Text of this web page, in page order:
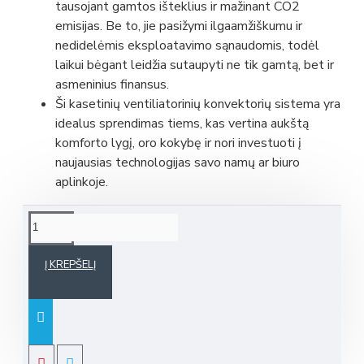
tausojant gamtos išteklius ir mažinant CO2
emisijas. Be to, jie pasižymi ilgaamžiškumu ir
nedidelėmis eksploatavimo sąnaudomis, todėl
laikui bėgant leidžia sutaupyti ne tik gamtą, bet ir
asmeninius finansus.
Ši kasetinių ventiliatorinių konvektorių sistema yra
idealus sprendimas tiems, kas vertina aukštą
komforto lygį, oro kokybę ir nori investuoti į
naujausias technologijas savo namų ar biuro
aplinkoje.
Į KREPŠELĮ